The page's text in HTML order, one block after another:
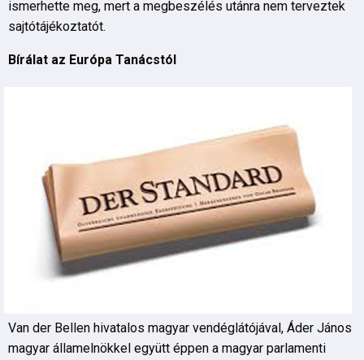
ismerhette meg, mert a megbeszélés utánra nem terveztek
sajtótájékoztatót.
Bírálat az Európa Tanácstól
Van der Bellen hivatalos magyar vendéglátójával, Áder János
magyar államelnökkel együtt éppen a magyar parlamenti